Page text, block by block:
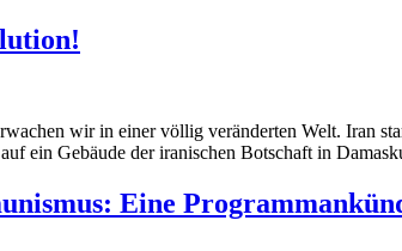
wir in einer völlig veränderten Welt. Iran
ein Gebäude der iranischen Botschaft in
Eine